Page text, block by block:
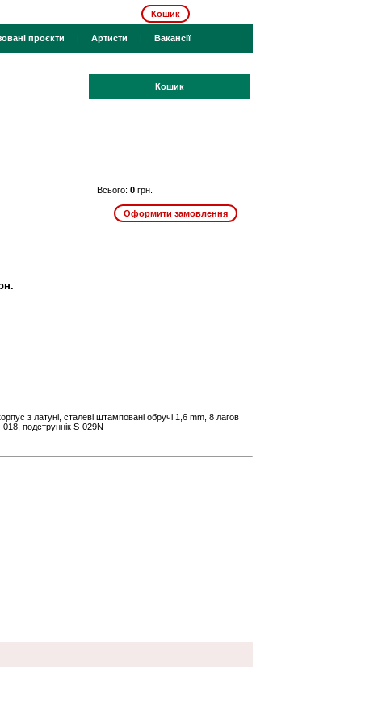
Кошик
проєкти | Артисти | Вакансії
Кошик
Всього: 0 грн.
з латуні, сталеві штамповані обручі 1,6 mm, 8 лагов
подструннік S-029N